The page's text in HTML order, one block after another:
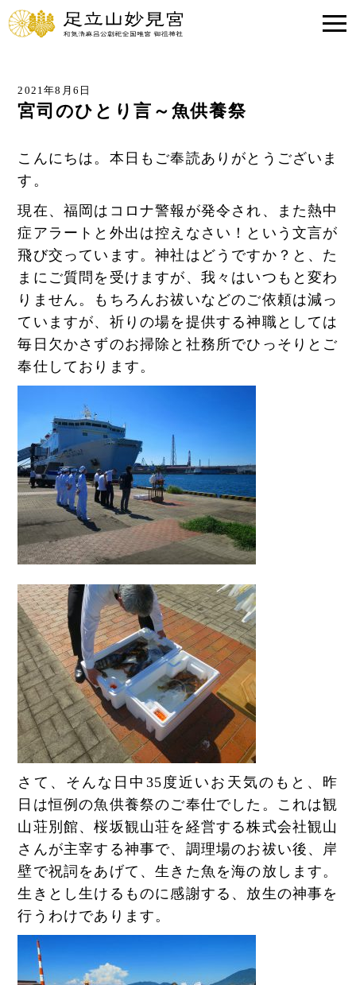
2021年8月6日
宮司のひとり言～魚供養祭
こんにちは。本日もご奉読ありがとうございま
す。
現在、福岡はコロナ警報が発令され、また熱中
症アラートと外出は控えなさい！という文言が
飛び交っています。神社はどうですか？と、た
まにご質問を受けますが、我々はいつもと変わ
りません。もちろんお祓いなどのご依頼は減っ
ていますが、祈りの場を提供する神職としては
毎日欠かさずのお掃除と社務所でひっそりとご
奉仕しております。
さて、そんな日中35度近いお天気のもと、昨
日は恒例の魚供養祭のご奉仕でした。これは観
山荘別館、桜坂観山荘を経営する株式会社観山
さんが主宰する神事で、調理場のお祓い後、岸
壁で祝詞をあげて、生きた魚を海の放します。
生きとし生けるものに感謝する、放生の神事を
行うわけであります。